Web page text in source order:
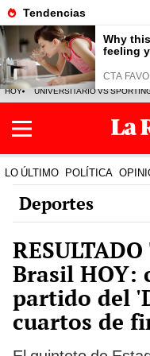
HOY UNIVERSITARIO VS
LO ÚLTIMO POLÍTICA
Deportes
Brasil HOY:
partido del
cuartos de